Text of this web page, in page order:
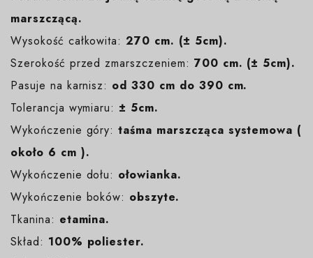
marszczącą.
Wysokość całkowita: 270 cm. (± 5cm).
Szerokość przed zmarszczeniem: 700 cm. (± 5cm).
Pasuje na karnisz: od 330 cm do 390 cm.
Tolerancja wymiaru: ± 5cm.
Wykończenie góry:taśma marszcząca systemowa (
około 6 cm ).
Wykończenie dołu: ołowianka.
Wykończenie boków: obszyte.
Tkanina: etamina.
Skład: 100% poliester.